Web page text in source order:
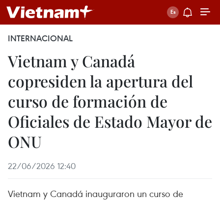
INTERNACIONAL
Vietnam y Canadá
copresiden la apertura del
curso de formación de
Oficiales de Estado Mayor de
ONU
22/06/2026 12:40
Vietnam y Canadá inauguraron un curso de